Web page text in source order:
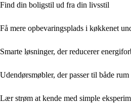
Find din boligstil ud fra din livsstil
Få mere opbevaringsplads i køkkenet
Smarte løsninger, der reducerer
Udendørsmøbler, der passer til både
Lær strøm at kende med simple